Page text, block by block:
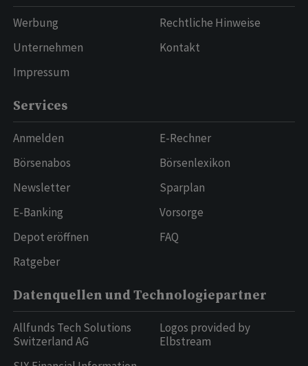
Werbung
Unternehmen
Impressum
Rechtliche Hinweise
Kontakt
Services
Anmelden
Börsenabos
Newsletter
E-Banking
Depot eröffnen
Ratgeber
E-Rechner
Börsenlexikon
Sparplan
Vorsorge
FAQ
Datenquellen und Technologiepartner
Allfunds Tech Solutions
Switzerland AG
Logos provided by
Elbstream